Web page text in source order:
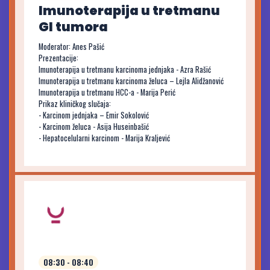
Imunoterapija u tretmanu
GI tumora
Moderator: Anes Pašić
Prezentacije:
Imunoterapija u tretmanu karcinoma jednjaka - Azra Rašić
Imunoterapija u tretmanu karcinoma želuca – Lejla Alidžanović
Imunoterapija u tretmanu HCC-a - Marija Perić
Prikaz kliničkog slučaja:
- Karcinom jednjaka – Emir Sokolović
- Karcinom želuca - Asija Huseinbašić
- Hepatocelularni karcinom - Marija Kraljević
08:30 - 08:40